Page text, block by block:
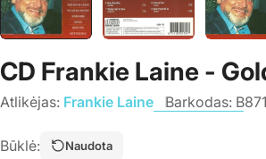
CD Frankie Laine -
Atlikėjas: Frankie Laine Barkodas:
Būklė: Naudota